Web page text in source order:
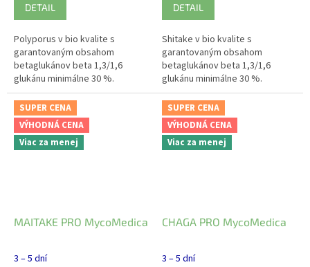
DETAIL
Polyporus v bio kvalite s
garantovaným obsahom
betaglukánov beta 1,3/1,6
glukánu minimálne 30 %.
Obsahuje biotín. Podporuje
kvalitu vlasov.
DETAIL
Shitake v bio kvalite s
garantovaným obsahom
betaglukánov beta 1,3/1,6
glukánu minimálne 30 %.
Trávenie, slezina,
aminokyseliny, vitamíny,
minerály, elixír života, vitalita,...
SUPER CENA
VÝHODNÁ CENA
Viac za menej
MAITAKE PRO MycoMedica
3 – 5 dní
SUPER CENA
VÝHODNÁ CENA
Viac za menej
CHAGA PRO MycoMedica
3 – 5 dní